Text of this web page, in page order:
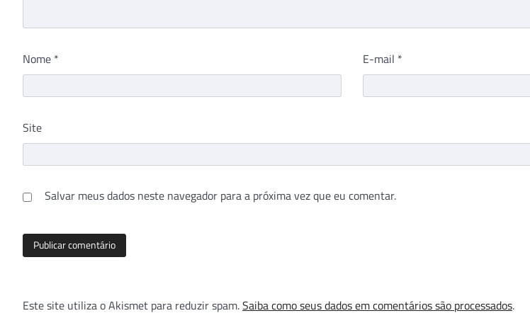
Nome * E-mail *
Site
Salvar meus dados neste navegador para a próxima vez que eu comentar.
Este site utiliza o Akismet para reduzir spam.Saiba como seus dados em comentários são processados.